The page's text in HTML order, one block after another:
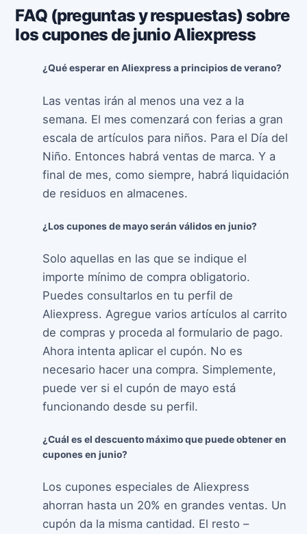
FAQ (preguntas y respuestas) sobre
los cupones de junio Aliexpress
¿Qué esperar en Aliexpress a principios de verano?
Las ventas irán al menos una vez a la
semana. El mes comenzará con ferias a gran
escala de artículos para niños. Para el Día del
Niño. Entonces habrá ventas de marca. Y a
final de mes, como siempre, habrá liquidación
de residuos en almacenes.
¿Los cupones de mayo serán válidos en junio?
Solo aquellas en las que se indique el
importe mínimo de compra obligatorio.
Puedes consultarlos en tu perfil de
Aliexpress. Agregue varios artículos al carrito
de compras y proceda al formulario de pago.
Ahora intenta aplicar el cupón. No es
necesario hacer una compra. Simplemente,
puede ver si el cupón de mayo está
funcionando desde su perfil.
¿Cuál es el descuento máximo que puede obtener en
cupones en junio?
Los cupones especiales de Aliexpress
ahorran hasta un 20% en grandes ventas. Un
cupón da la misma cantidad. El resto –